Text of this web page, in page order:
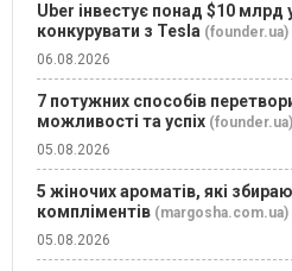
Uber інвестує понад $10 млрд
конкурувати з Tesla (founder.ua)
06.08.2026
7 потужних способів
можливості та успіх (founder.ua)
05.08.2026
5 жіночих ароматів, які
компліментів (margosha.com.ua)
05.08.2026